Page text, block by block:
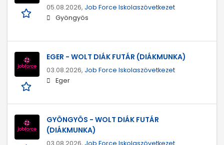
05.08.2026, Job Force Iskolaszövetkezet
Gyöngyös
EGER - WOLT DIÁK FUTÁR (DIÁKMUNKA)
03.08.2026, Job Force Iskolaszövetkezet
Eger
GYÖNGYÖS - WOLT DIÁK FUTÁR
(DIÁKMUNKA)
03.08.2026, Job Force Iskolaszövetkezet